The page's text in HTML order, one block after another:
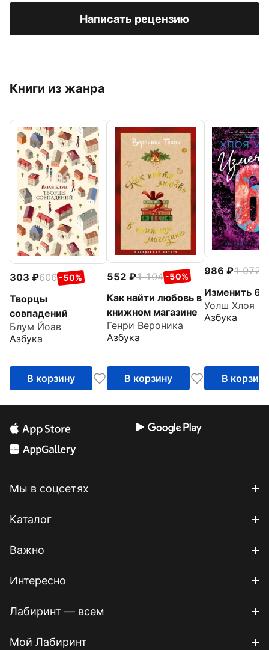
Написать рецензию
Книги из жанра
303 606 -50%
Творцы
совпадений
Блум Йоав
Азбука
В корзину
552 1 104 -50%
Как найти любовь в
книжном магазине
Генри Вероника
Азбука
В корзину
986 1 972
Изменить 6-
Уолш Хлоя
Азбука
В корзину
Мы в соцсетях
Каталог
Важно
Интересно
Лабиринт — всем
Мой Лабиринт